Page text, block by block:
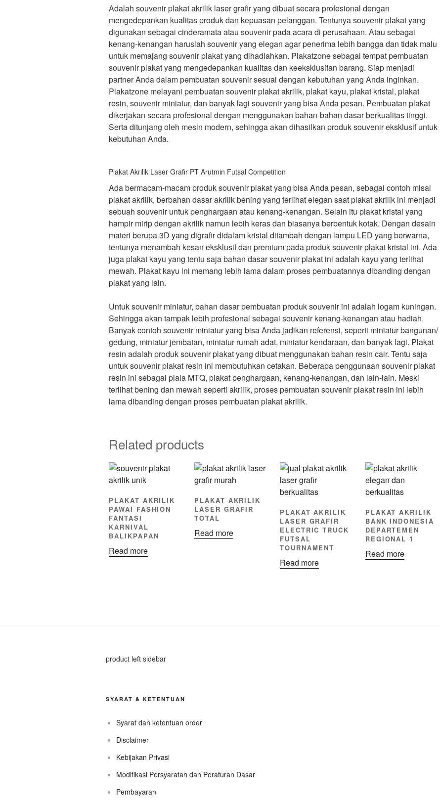
Adalah souvenir plakat akrilik laser grafir yang dibuat secara profesional dengan
mengedepankan kualitas produk dan kepuasan pelanggan. Tentunya souvenir plakat yang
digunakan sebagai cinderamata atau souvenir pada acara di perusahaan. Atau sebagai
kenang-kenangan haruslah souvenir yang elegan agar penerima lebih bangga dan tidak malu
untuk memajang souvenir plakat yang dihadiahkan. Plakatzone sebagai tempat pembuatan
souvenir plakat yang mengedepankan kualitas dan keeksklusifan barang. Siap menjadi
partner Anda dalam pembuatan souvenir sesuai dengan kebutuhan yang Anda inginkan.
Plakatzone melayani pembuatan souvenir plakat akrilik, plakat kayu, plakat kristal, plakat
resin, souvenir miniatur, dan banyak lagi souvenir yang bisa Anda pesan. Pembuatan plakat
dikerjakan secara profesional dengan menggunakan bahan-bahan dasar berkualitas tinggi.
Serta ditunjang oleh mesin modern, sehingga akan dihasilkan produk souvenir eksklusif untuk
kebutuhan Anda.
Plakat Akrilik Laser Grafir PT Arutmin Futsal Competition
Ada bermacam-macam produk souvenir plakat yang bisa Anda pesan, sebagai contoh misal
plakat akrilik, berbahan dasar akrilik bening yang terlihat elegan saat plakat akrilik ini menjadi
sebuah souvenir untuk penghargaan atau kenang-kenangan. Selain itu plakat kristal yang
hampir mirip dengan akrilik namun lebih keras dan biasanya berbentuk kotak. Dengan desain
materi berupa 3D yang digrafir didalam kristal ditambah dengan lampu LED yang berwarna,
tentunya menambah kesan eksklusif dan premium pada produk souvenir plakat kristal ini. Ada
juga plakat kayu yang tentu saja bahan dasar souvenir plakat ini adalah kayu yang terlihat
mewah. Plakat kayu ini memang lebih lama dalam proses pembuatannya dibanding dengan
plakat yang lain.
Untuk souvenir miniatur, bahan dasar pembuatan produk souvenir ini adalah logam kuningan.
Sehingga akan tampak lebih profesional sebagai souvenir kenang-kenangan atau hadiah.
Banyak contoh souvenir miniatur yang bisa Anda jadikan referensi, seperti miniatur bangunan/
gedung, miniatur jembatan, miniatur rumah adat, miniatur kendaraan, dan banyak lagi. Plakat
resin adalah produk souvenir plakat yang dibuat menggunakan bahan resin cair. Tentu saja
untuk souvenir plakat resin ini membutuhkan cetakan. Beberapa penggunaan souvenir plakat
resin ini sebagai piala MTQ, plakat penghargaan, kenang-kenangan, dan lain-lain. Meski
terlihat bening dan mewah seperti akrilik, proses pembuatan souvenir plakat resin ini lebih
lama dibanding dengan proses pembuatan plakat akrilik.
Related products
PLAKAT AKRILIK
PAWAI FASHION
FANTASI
KARNIVAL
BALIKPAPAN
Read more
PLAKAT AKRILIK
LASER GRAFIR
TOTAL
Read more
PLAKAT AKRILIK
LASER GRAFIR
ELECTRIC TRUCK
FUTSAL
TOURNAMENT
Read more
PLAKAT AKRILIK
BANK INDONESIA
DEPARTEMEN
REGIONAL 1
Read more
product left sidebar
SYARAT & KETENTUAN
Syarat dan ketentuan order
Disclaimer
Kebijakan Privasi
Modifikasi Persyaratan dan Peraturan Dasar
Pembayaran